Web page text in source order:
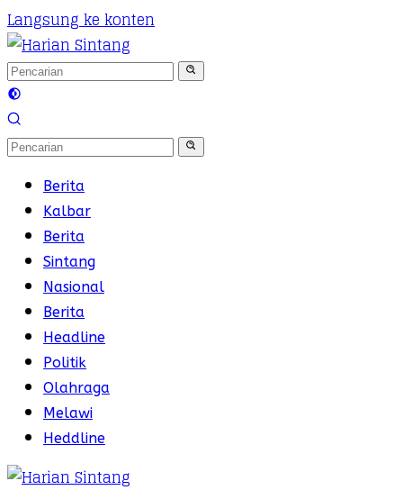
Langsung ke konten
Berita
Kalbar
Berita
Sintang
Nasional
Berita
Headline
Politik
Olahraga
Melawi
Heddline